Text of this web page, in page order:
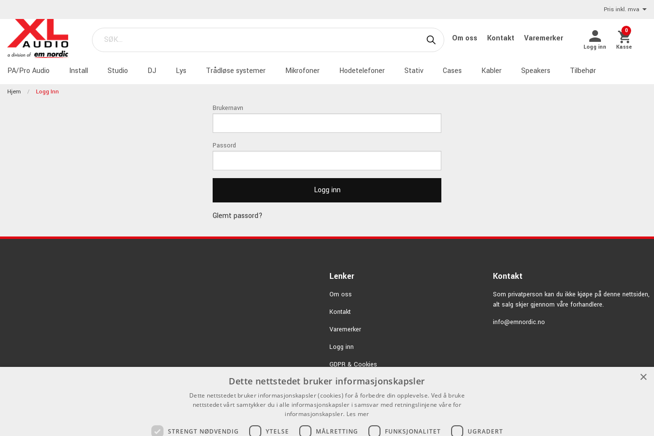
Pris inkl. mva
Om oss Kontakt Varemerker
Logg inn
0
Kasse
PA/Pro Audio Install Studio DJ Lys Trådløse systemer Mikrofoner Hodetelefoner Stativ Cases Kabler Speakers Tilbehør
Hjem Logg Inn
Brukernavn
Passord
Glemt passord?
Lenker
Om oss
Kontakt
Varemerker
Logg inn
GDPR & Cookies
Salgsbetingelser
Kontakt
Som privatperson kan du ikke kjøpe på denne nettsiden,
alt salg skjer gjennom våre forhandlere.
info@emnordic.no
×
Dette nettstedet bruker informasjonskapsler
Dette nettstedet bruker informasjonskapsler (cookies) for å forbedre din opplevelse. Ved å bruke
nettstedet vårt samtykker du i alle informasjonskapsler i samsvar med retningslinjene våre for
informasjonskapsler. Les mer
STRENGT NØDVENDIG YTELSE MÅLRETTING FUNKSJONALITET UGRADERT